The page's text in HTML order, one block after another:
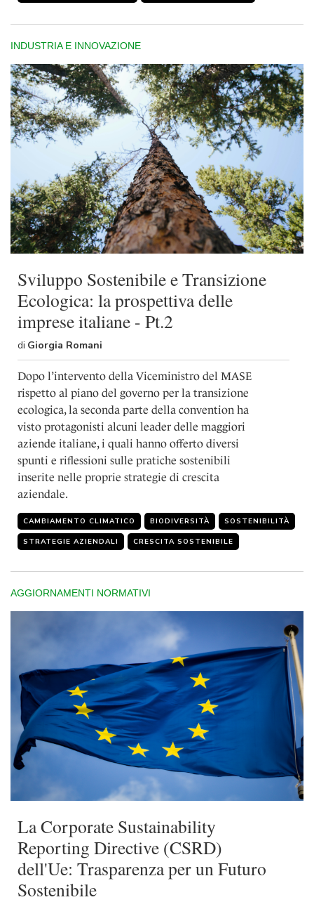
INDUSTRIA E INNOVAZIONE
Sviluppo Sostenibile e Transizione
Ecologica: la prospettiva delle
imprese italiane - Pt.2
di Giorgia Romani
Dopo l’intervento della Viceministro del MASE
rispetto al piano del governo per la transizione
ecologica, la seconda parte della convention ha
visto protagonisti alcuni leader delle maggiori
aziende italiane, i quali hanno offerto diversi
spunti e riflessioni sulle pratiche sostenibili
inserite nelle proprie strategie di crescita
aziendale.
CAMBIAMENTO CLIMATICO BIODIVERSITÀ SOSTENIBILITÀ
STRATEGIE AZIENDALI CRESCITA SOSTENIBILE
AGGIORNAMENTI NORMATIVI
La Corporate Sustainability
Reporting Directive (CSRD)
dell'Ue: Trasparenza per un Futuro
Sostenibile